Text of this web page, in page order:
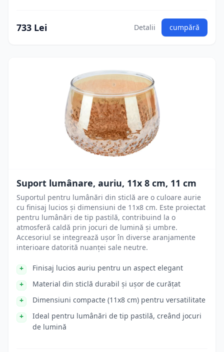
733 Lei Detalii cumpără
Suport lumânare, auriu, 11x 8 cm, 11 cm
Suportul pentru lumânări din sticlă are o culoare aurie
cu finisaj lucios și dimensiuni de 11x8 cm. Este proiectat
pentru lumânări de tip pastilă, contribuind la o
atmosferă caldă prin jocuri de lumină și umbre.
Accesoriul se integrează ușor în diverse aranjamente
interioare datorită nuanței sale neutre.
Finisaj lucios auriu pentru un aspect elegant
Material din sticlă durabil și ușor de curățat
Dimensiuni compacte (11x8 cm) pentru versatilitate
Ideal pentru lumânări de tip pastilă, creând jocuri
de lumină